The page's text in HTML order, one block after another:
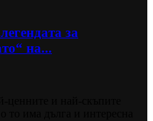
за
на...